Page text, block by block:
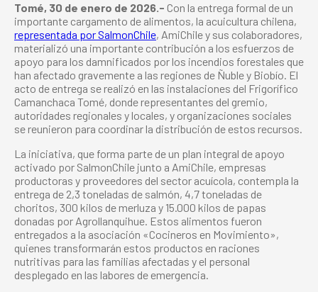
Tomé, 30 de enero de 2026.- Con la entrega formal de un
importante cargamento de alimentos, la acuicultura chilena,
representada por SalmonChile, AmiChile y sus colaboradores,
materializó una importante contribución a los esfuerzos de
apoyo para los damnificados por los incendios forestales que
han afectado gravemente a las regiones de Ñuble y Biobío. El
acto de entrega se realizó en las instalaciones del Frigorífico
Camanchaca Tomé, donde representantes del gremio,
autoridades regionales y locales, y organizaciones sociales
se reunieron para coordinar la distribución de estos recursos.
La iniciativa, que forma parte de un plan integral de apoyo
activado por SalmonChile junto a AmiChile, empresas
productoras y proveedores del sector acuícola, contempla la
entrega de 2,3 toneladas de salmón, 4,7 toneladas de
choritos, 300 kilos de merluza y 15.000 kilos de papas
donadas por Agrollanquihue. Estos alimentos fueron
entregados a la asociación «Cocineros en Movimiento»,
quienes transformarán estos productos en raciones
nutritivas para las familias afectadas y el personal
desplegado en las labores de emergencia.